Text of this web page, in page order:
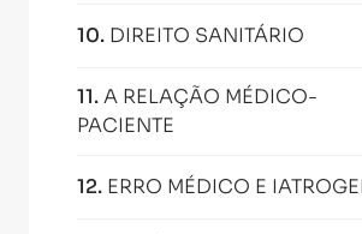
10. DIREITO SANITÁRIO
11.A RELAÇÃO MÉDICO-
PACIENTE
12. ERRO MÉDICO E